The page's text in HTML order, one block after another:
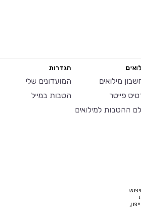
מילואים
פייטר
ההטבות למילואים
הגדרות
המועדונים שלי
הטבות במייל